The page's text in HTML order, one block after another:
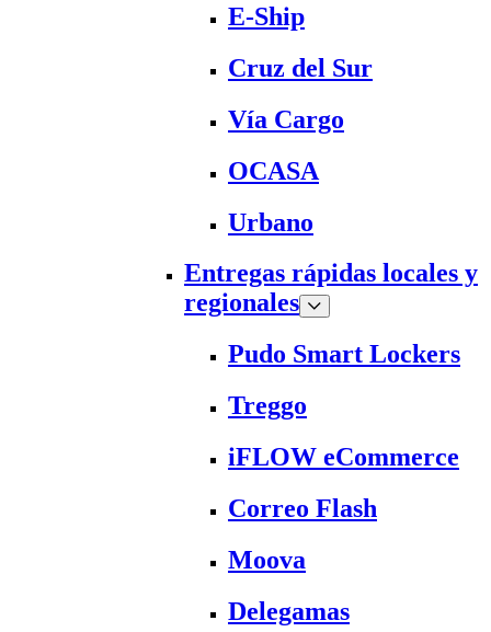
E-Ship
Cruz del Sur
Vía Cargo
OCASA
Urbano
Entregas rápidas locales y
regionales
Pudo Smart Lockers
Treggo
iFLOW eCommerce
Correo Flash
Moova
Delegamas